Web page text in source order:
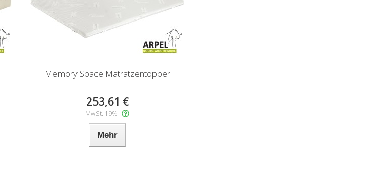
Memory Space Matratzentopper
253,61 €
MwSt. 19%
Mehr